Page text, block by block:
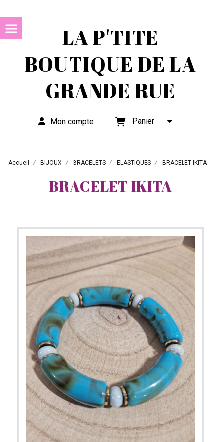
LA P'TITE
BOUTIQUE DE LA
GRANDE RUE
Mon compte Panier
Accueil BIJOUX BRACELETS ELASTIQUES BRACELET IKITA
BRACELET IKITA